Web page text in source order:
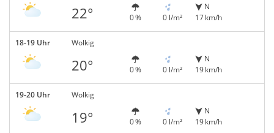
22° 0 % 0 l/m²
N
17 km/h
18-19 Uhr Wolkig
20° 0 % 0 l/m²
N
19 km/h
19-20 Uhr Wolkig
19° 0 % 0 l/m²
N
19 km/h